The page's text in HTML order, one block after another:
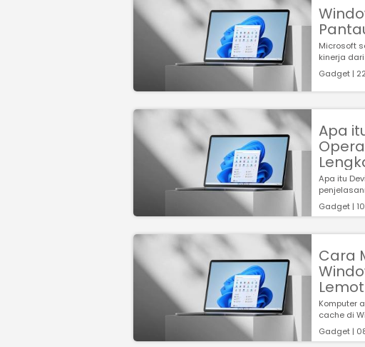
Microsoft
kinerja
Gadget |
Apa
Apa itu
Gadget |
Cara
Komputer
cache di
Gadget |